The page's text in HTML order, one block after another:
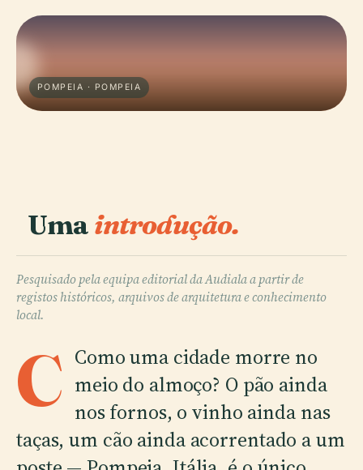
POMPEIA · POMPEIA
Umaintrodução.
Pesquisado pela equipa editorial da Audiala a partir de
registos históricos, arquivos de arquitetura e conhecimento
local.
C Como uma cidade morre no
meio do almoço? O pão ainda
nos fornos, o vinho ainda nas
taças, um cão ainda acorrentado a um